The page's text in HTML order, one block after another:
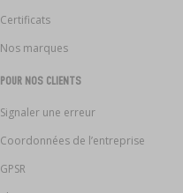
Certificats
Nos marques
POUR NOS CLIENTS
Signaler une erreur
Coordonnées de l’entreprise
GPSR